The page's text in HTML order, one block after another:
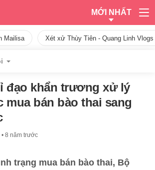
MỚI NHẤT
Mailisa Xét xử Thùy Tiên - Quang Linh
đạo khẩn trương xử lý
mua bán bào thai sang
8 năm trước
trạng mua bán bào thai, Bộ